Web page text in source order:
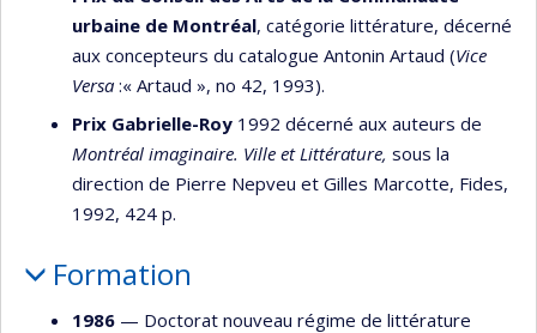
urbaine de Montréal, catégorie littérature, décerné
aux concepteurs du catalogue Antonin Artaud (Vice
Versa :« Artaud », no 42, 1993).
Prix Gabrielle-Roy 1992 décerné aux auteurs de
Montréal imaginaire. Ville et Littérature, sous la
direction de Pierre Nepveu et Gilles Marcotte, Fides,
1992, 424 p.
Formation
1986 — Doctorat nouveau régime de littérature